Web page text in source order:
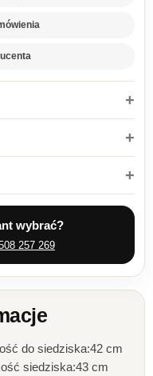
wybrać?
257 269
do siedziska:42 cm
siedziska:43 cm